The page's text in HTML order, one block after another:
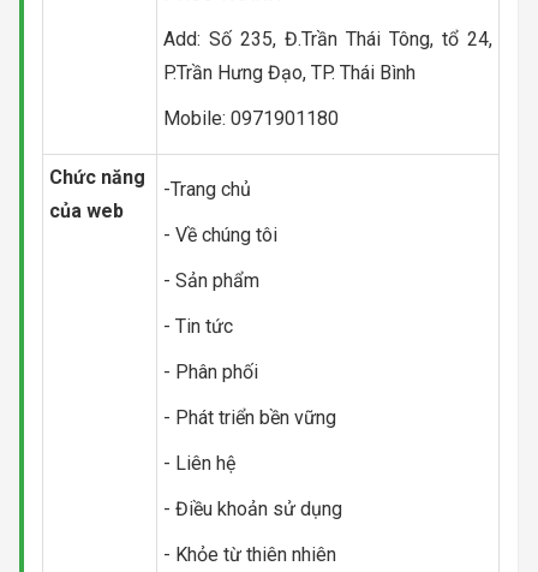
Add: Số 235, Đ.Trần Thái Tông, tổ 24,
P.Trần Hưng Đạo, TP. Thái Bình
Mobile: 0971901180
Chức năng
của web
-Trang chủ
- Về chúng tôi
- Sản phẩm
- Tin tức
- Phân phối
- Phát triển bền vững
- Liên hệ
- Điều khoản sử dụng
- Khỏe từ thiên nhiên